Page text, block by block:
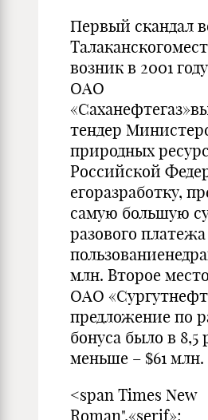
Первый скандал
возник в 2001
ОАО
тендер
природных
Российской
егоразработку,
самую большую
разового платежа
млн. Второе
ОАО
предложение по
бонуса было в 8,5
меньше – $61 млн.
<span Times New
Roman",«serif»;